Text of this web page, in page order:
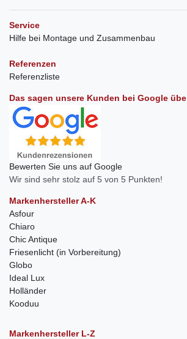
Service
Hilfe bei Montage und Zusammenbau
Referenzen
Referenzliste
Das sagen unsere Kunden bei Google
Bewerten Sie uns auf Google
Wir sind sehr stolz auf 5 von 5 Punkten!
Markenhersteller A-K
Asfour
Chiaro
Chic Antique
Friesenlicht (in Vorbereitung)
Globo
Ideal Lux
Holländer
Kooduu
Markenhersteller L-Z